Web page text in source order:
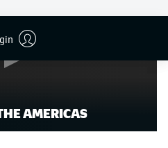
AMERICAS